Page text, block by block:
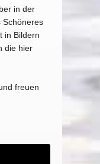
in der
Schöneres
in Bildern
die hier
freuen